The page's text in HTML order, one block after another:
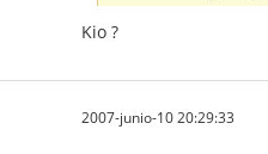
Kio ?
2007-junio-10 20:29:33